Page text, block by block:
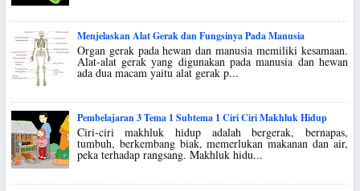
Menjelaskan Alat Gerak dan Fungsinya Pada Manusia
Organ gerak pada hewan dan manusia memiliki kesamaan.
Alat-alat gerak yang digunakan pada manusia dan hewan
ada dua macam yaitu alat gerak p...
Pembelajaran 3 Tema 1 Subtema 1 Ciri Ciri Makhluk Hidup
Ciri-ciri makhluk hidup adalah bergerak, bernapas,
tumbuh, berkembang biak, memerlukan makanan dan air,
peka terhadap rangsang. Makhluk hidu...